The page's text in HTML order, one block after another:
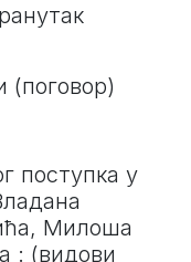
поступка у
Милоша
: (видови